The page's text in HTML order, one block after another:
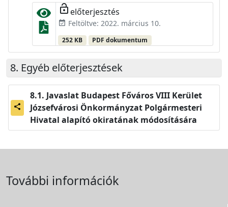
lock_open előterjesztés
event_available Feltöltve: 2022. március 10.
252 KB PDF dokumentum
Egyéb előterjesztések
share
Javaslat Budapest Főváros VIII Kerület
Józsefvárosi Önkormányzat Polgármesteri
Hivatal alapító okiratának módosítására
További információk